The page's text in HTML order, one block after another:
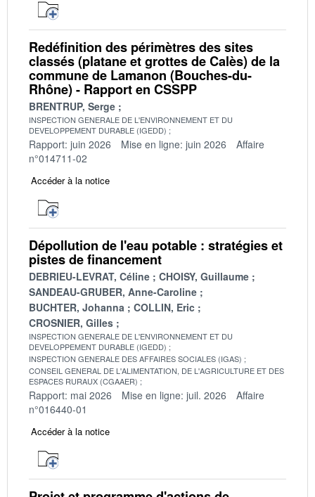
Redéfinition des périmètres des sites
classés (platane et grottes de Calès) de la
commune de Lamanon (Bouches-du-
Rhône) - Rapport en CSSPP
BRENTRUP, Serge
INSPECTION GENERALE DE L'ENVIRONNEMENT ET DU
DEVELOPPEMENT DURABLE (IGEDD)
Rapport: juin 2026 Mise en ligne: juin 2026
Affaire
n°014711-02
Accéder à la notice
Dépollution de l'eau potable : stratégies et
pistes de financement
DEBRIEU-LEVRAT, Céline
CHOISY, Guillaume
SANDEAU-GRUBER, Anne-Caroline
BUCHTER, Johanna
COLLIN, Eric
CROSNIER, Gilles
INSPECTION GENERALE DE L'ENVIRONNEMENT ET DU
DEVELOPPEMENT DURABLE (IGEDD)
INSPECTION GENERALE DES AFFAIRES SOCIALES (IGAS)
CONSEIL GENERAL DE L'ALIMENTATION, DE L'AGRICULTURE ET DES
ESPACES RURAUX (CGAAER)
Rapport: mai 2026 Mise en ligne: juil. 2026
Affaire
n°016440-01
Accéder à la notice